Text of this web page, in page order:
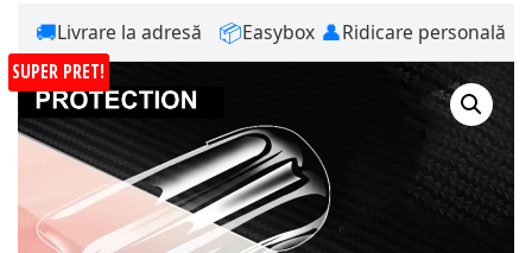
🚚Livrare la adresă 📦Easybox 👤Ridicare personală
SUPER PRET!